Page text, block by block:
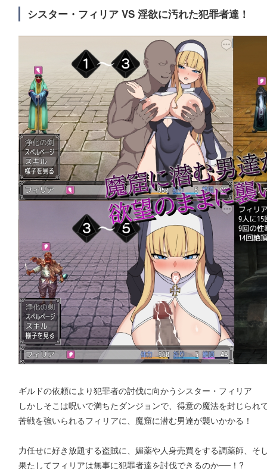
シスター・フィリア VS 淫欲に汚れた犯罪者達！
ギルドの依頼により犯罪者の討伐に向かうシスター・フィリア
しかしそこは呪いで満ちたダンジョンで、得意の魔法を封じられ
苦戦を強いられるフィリアに、魔窟に潜む男達が襲いかかる！
力任せに好き放題する盗賊に、媚薬や人身売買をする調薬師、そ
果たしてフィリアは無事に犯罪者達を討伐できるのか──！?